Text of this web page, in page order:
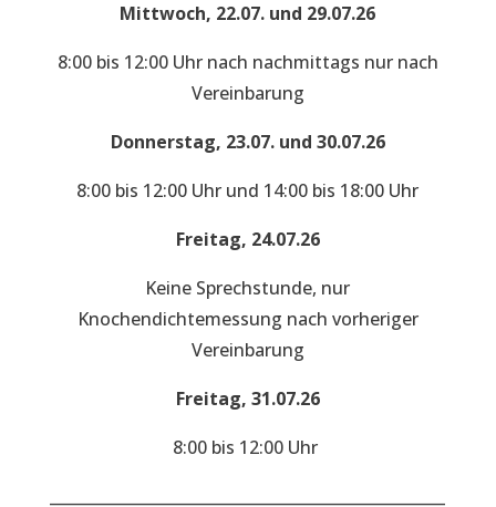
Mittwoch, 22.07. und 29.07.26
8:00 bis 12:00 Uhr nach nachmittags nur nach
Vereinbarung
Donnerstag, 23.07. und 30.07.26
8:00 bis 12:00 Uhr und 14:00 bis 18:00 Uhr
Freitag, 24.07.26
Keine Sprechstunde, nur
Knochendichtemessung nach vorheriger
Vereinbarung
Freitag, 31.07.26
8:00 bis 12:00 Uhr